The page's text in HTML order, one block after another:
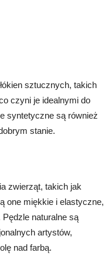
sztucznych, takich
czyni je idealnymi do
syntetyczne są również
stanie.
zwierząt, takich jak
one miękkie i elastyczne,
naturalne są
artystów,
nad farbą.